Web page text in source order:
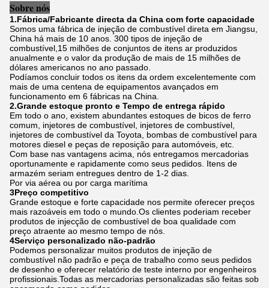
Sobre nós
1.Fábrica/Fabricante directa da China com forte capacidade
Somos uma fábrica de injeção de combustível direta em Jiangsu,
China há mais de 10 anos. 300 tipos de injeção de
combustível,15 milhões de conjuntos de itens ar produzidos
anualmente e o valor da produção de mais de 15 milhões de
dólares americanos no ano passado.
Podíamos concluir todos os itens da ordem excelentemente com
mais de uma centena de equipamentos avançados em
funcionamento em 6 fábricas na China.
2.Grande estoque pronto e Tempo de entrega rápido
Em todo o ano, existem abundantes estoques de bicos de ferro
comum, injetores de combustível, injetores de combustível,
injetores de combustível da Toyota, bombas de combustível para
motores diesel e peças de reposição para automóveis, etc.
Com base nas vantagens acima, nós entregamos mercadorias
oportunamente e rapidamente como seus pedidos. Itens de
armazém seriam entregues dentro de 1-2 dias.
Por via aérea ou por carga marítima
3Preço competitivo
Grande estoque e forte capacidade nos permite oferecer preços
mais razoáveis em todo o mundo.Os clientes poderiam receber
produtos de injecção de combustível de boa qualidade com
preço atraente ao mesmo tempo de nós.
4Serviço personalizado não-padrão
Podemos personalizar muitos produtos de injeção de
combustível não padrão e peça de trabalho como seus pedidos
de desenho e oferecer relatório de teste interno por engenheiros
profissionais.Todas as mercadorias personalizadas são feitas sob